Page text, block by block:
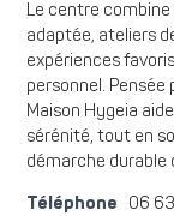
Le centre
adaptée, ateliers
expériences
personnel. Pensée
Maison Hygeia
sérénité, tout en
démarche durable
Téléphone 06